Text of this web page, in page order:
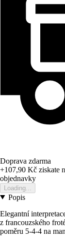
Doprava zdarma
+107,90 Kč ziskate
objednavky
Loading...
Popis
Elegantní
z francouzského
poměru 5-4-4 na